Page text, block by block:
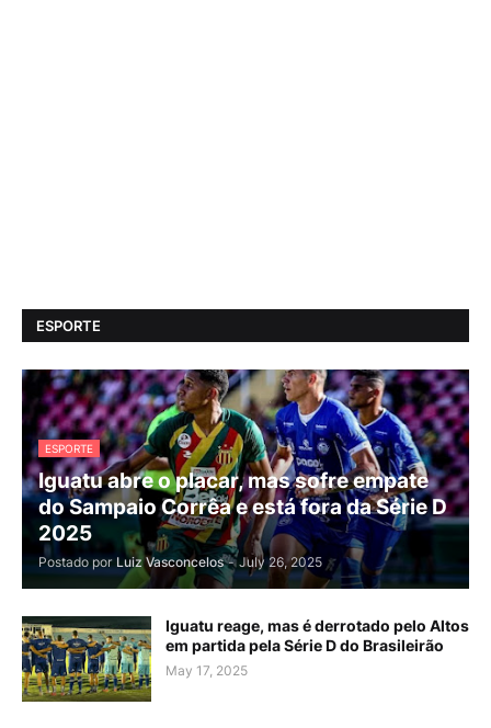
ESPORTE
ESPORTE
Iguatu abre o placar, mas sofre empate
do Sampaio Corrêa e está fora da Série D
2025
Postado por Luiz Vasconcelos - July 26, 2025
Iguatu reage, mas é derrotado pelo Altos
em partida pela Série D do Brasileirão
May 17, 2025